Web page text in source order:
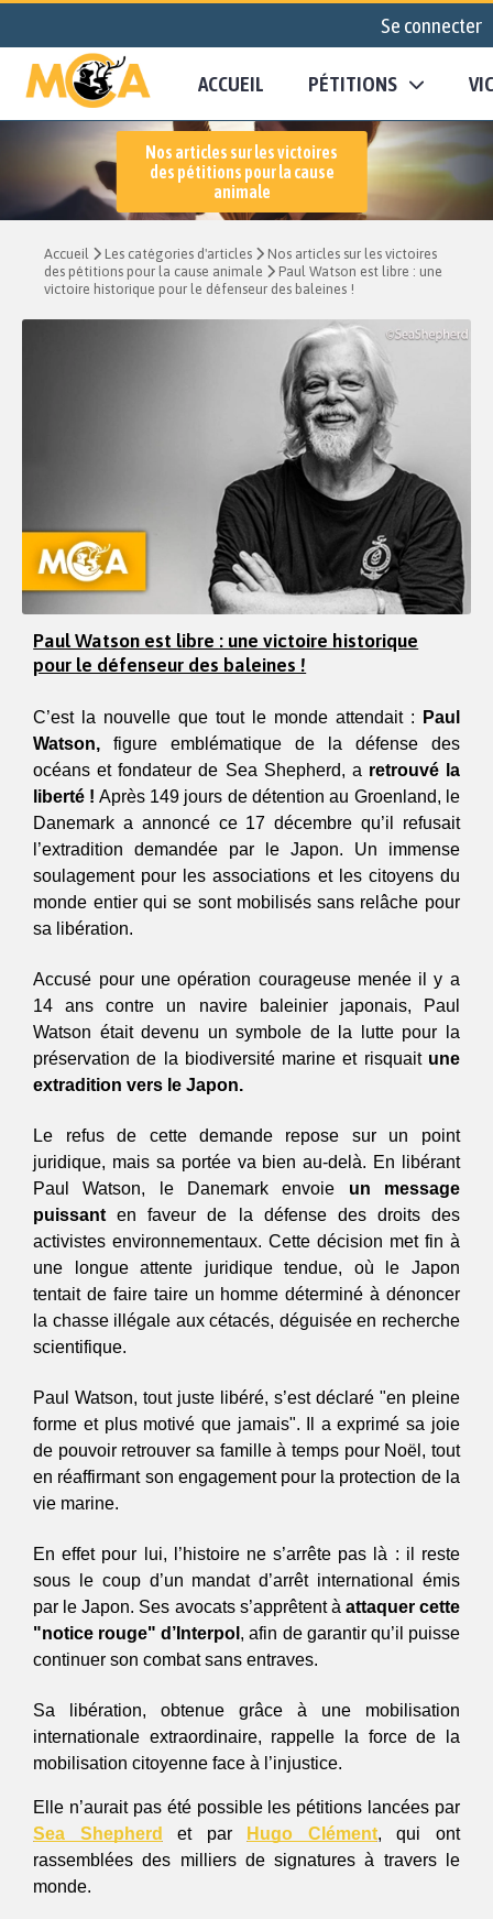
Se connecter
ACCUEIL PÉTITIONS
Nos articles sur les victoires
des pétitions pour la cause
animale
Accueil Les catégories d'articles
Nos articles sur les victoires
des pétitions pour la cause animale
Paul Watson est libre : une
victoire historique pour le défenseur des baleines !
Paul Watson est libre : une victoire historique
pour le défenseur des baleines !
C’est la nouvelle que tout le monde attendait :
Paul
Watson, figure emblématique de la défense des
océans et fondateur de Sea Shepherd, a retrouvé la
liberté ! Après 149 jours de détention au Groenland, le
Danemark a annoncé ce 17 décembre qu’il refusait
l’extradition demandée par le Japon. Un immense
soulagement pour les associations et les citoyens du
monde entier qui se sont mobilisés sans relâche pour
sa libération.
Accusé pour une opération courageuse menée il y a
14 ans contre un navire baleinier japonais, Paul
Watson était devenu un symbole de la lutte pour la
préservation de la biodiversité marine et risquait une
extradition vers le Japon.
Le refus de cette demande repose sur un point
juridique, mais sa portée va bien au-delà. En libérant
Paul Watson, le Danemark envoie un message
puissant en faveur de la défense des droits des
activistes environnementaux. Cette décision met fin à
une longue attente juridique tendue, où le Japon
tentait de faire taire un homme déterminé à dénoncer
la chasse illégale aux cétacés, déguisée en recherche
scientifique.
Paul Watson, tout juste libéré, s’est déclaré "en pleine
forme et plus motivé que jamais". Il a exprimé sa joie
de pouvoir retrouver sa famille à temps pour Noël, tout
en réaffirmant son engagement pour la protection de la
vie marine.
En effet pour lui, l’histoire ne s’arrête pas là : il reste
sous le coup d’un mandat d’arrêt international émis
par le Japon. Ses avocats s’apprêtent à attaquer cette
"notice rouge" d’Interpol , afin de garantir qu’il puisse
continuer son combat sans entraves.
Sa libération, obtenue grâce à une mobilisation
internationale extraordinaire, rappelle la force de la
mobilisation citoyenne face à l’injustice.
Elle n’aurait pas été possible les pétitions lancées par
Sea Shepherd
et par Hugo Clément, qui ont
rassemblées des milliers de signatures à travers le
monde.